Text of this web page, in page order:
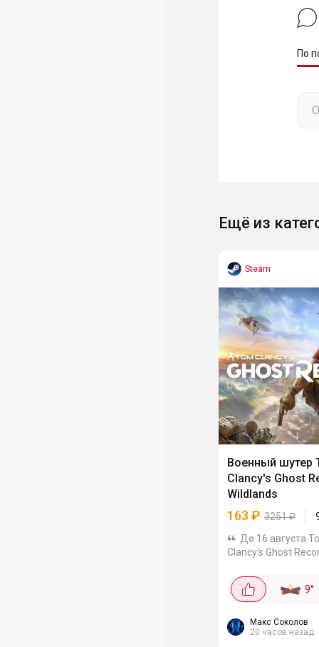
По
Ещё из
Steam
Военный шутер
Clancy's Ghost
Wildlands
163 ₽ 3251₽
До 16 августа
Clancy's Ghost
со скидкой 95%.
на КЗ-акке игра
посмотреть на Plati
Военный шутер в
9°
Макс Соколов
20 часов назад